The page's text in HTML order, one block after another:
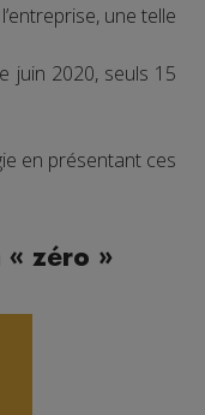
une telle
juin 2020, seuls 15
en présentant ces
« zéro »